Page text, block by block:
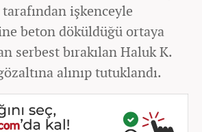
işkenceyle
beton döküldüğü ortaya
serbest bırakılan Haluk K.
alınıp tutuklandı.